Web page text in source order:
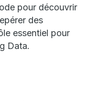
pour découvrir
des
essentiel pour
Data.